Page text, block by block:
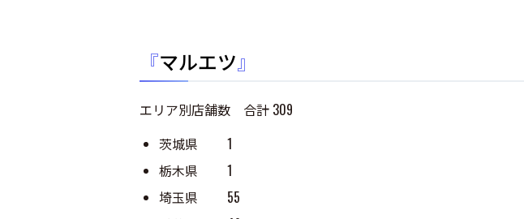
『マルエツ』
エリア別店舗数 合計 309
茨城県 1
栃木県 1
埼玉県 55